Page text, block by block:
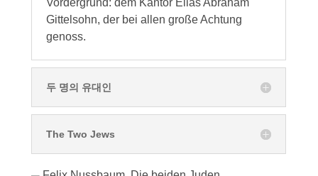
Gittelsohn, der bei allen große Achtung
genoss.
두 명의 유대인
The Two Jews